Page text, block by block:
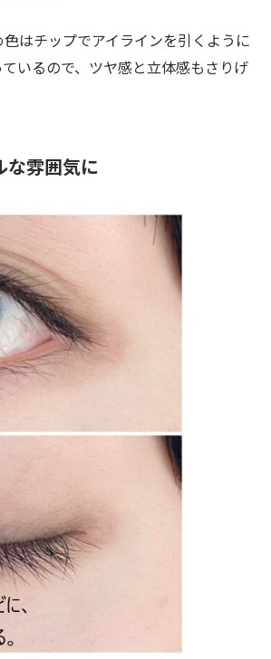
はチップでアイラインを引くように
いるので、ツヤ感と立体感もさりげ
な雰囲気に